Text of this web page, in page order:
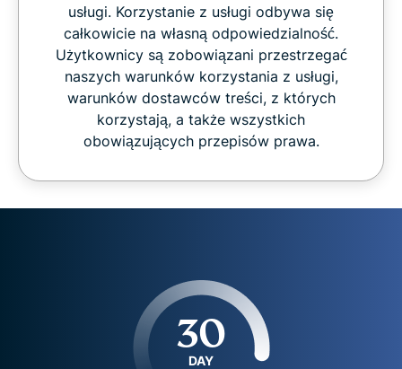
usługi. Korzystanie z usługi odbywa się
całkowicie na własną odpowiedzialność.
Użytkownicy są zobowiązani przestrzegać
naszych warunków korzystania z usługi,
warunków dostawców treści, z których
korzystają, a także wszystkich
obowiązujących przepisów prawa.
30
DAY